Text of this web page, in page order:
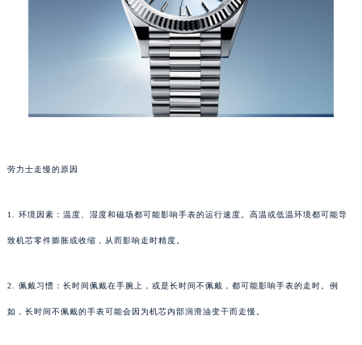
劳力士走慢的原因
1. 环境因素：温度、湿度和磁场都可能影响手表的运行速度。高温或低温环境都可能导
致机芯零件膨胀或收缩，从而影响走时精度。
2. 佩戴习惯：长时间佩戴在手腕上，或是长时间不佩戴，都可能影响手表的走时。例
如，长时间不佩戴的手表可能会因为机芯内部润滑油变干而走慢。